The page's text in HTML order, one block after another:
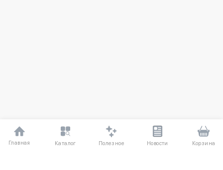
Главная Каталог Полезное Новости Корзина